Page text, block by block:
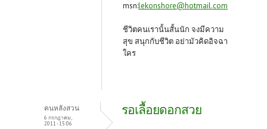
msn:lekonshore@hotmail.com
ชีวิตคนเรานั้นสั้นนัก จงมีความ
สุข สนุกกับชีวิต อย่ามัวคิดอิจฉา
ใคร
คนหลังสวน
6 กรกฎาคม,
2011 - 15:06
รอเลื้อยดอกสวย